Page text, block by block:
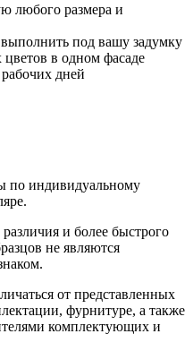
любого размера и
под вашу задумку
в одном фасаде
дней
по индивидуальному
и более быстрого
не являются
от представленных
фурнитуре, а также
комплектующих и